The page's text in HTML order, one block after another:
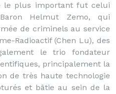
le plus important fut celui
Helmut Zemo, qui
de criminels au service
Radioactif (Chen Lu), des
le trio fondateur
principalement la
de très haute technologie
et bâtie au sein de la